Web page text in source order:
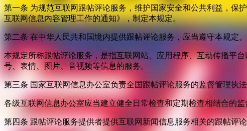
第一条 为规范互联网跟帖评论服务，维护国家安全和公共利益，保
互联网信息内容管理工作的通知》，制定本规定。
第二条 在中华人民共和国境内提供跟帖评论服务，应当遵守本规定。
本规定所称跟帖评论服务，是指互联网站、应用程序、互动传播平
号、表情、图片、音视频等信息的服务。
第三条 国家互联网信息办公室负责全国跟帖评论服务的监督管理执
各级互联网信息办公室应当建立健全日常检查和定期检查相结合的
第四条 跟帖评论服务提供者提供互联网新闻信息服务相关的跟帖评